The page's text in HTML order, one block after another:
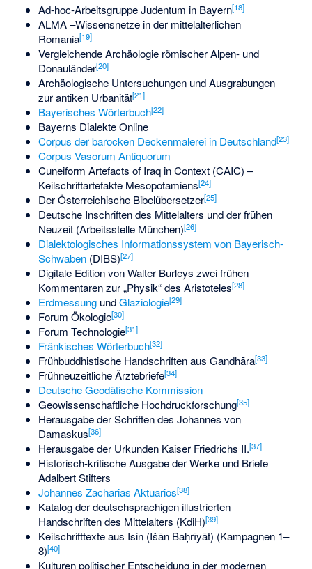
Ad-hoc-Arbeitsgruppe Judentum in Bayern[18]
ALMA –Wissensnetze in der mittelalterlichen
Romania[19]
Vergleichende Archäologie römischer Alpen- und
Donauländer[20]
Archäologische Untersuchungen und Ausgrabungen
zur antiken Urbanität[21]
Bayerisches Wörterbuch[22]
Bayerns Dialekte Online
Corpus der barocken Deckenmalerei in Deutschland[23]
Corpus Vasorum Antiquorum
Cuneiform Artefacts of Iraq in Context (CAIC) –
Keilschriftartefakte Mesopotamiens[24]
Der Österreichische Bibelübersetzer[25]
Deutsche Inschriften des Mittelalters und der frühen
Neuzeit (Arbeitsstelle München)[26]
Dialektologisches Informationssystem von Bayerisch-
Schwaben(DIBS)[27]
Digitale Edition von Walter Burleys zwei frühen
Kommentaren zur „Physik“ des Aristoteles[28]
ErdmessungundGlaziologie[29]
Forum Ökologie[30]
Forum Technologie[31]
Fränkisches Wörterbuch[32]
Frühbuddhistische Handschriften aus Gandhāra[33]
Frühneuzeitliche Ärztebriefe[34]
Deutsche Geodätische Kommission
Geowissenschaftliche Hochdruckforschung[35]
Herausgabe der Schriften des Johannes von
Damaskus[36]
Herausgabe der Urkunden Kaiser Friedrichs II.[37]
Historisch-kritische Ausgabe der Werke und Briefe
Adalbert Stifters
Johannes Zacharias Aktuarios[38]
Katalog der deutschsprachigen illustrierten
Handschriften des Mittelalters (KdiH)[39]
Keilschrifttexte aus Isin (Išān Baḥrīyāt) (Kampagnen 1–
8)[40]
Kulturen politischer Entscheidung in der modernen